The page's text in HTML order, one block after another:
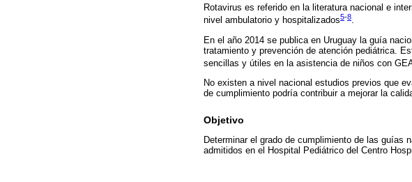
Rotavirus es referido en la literatura nacional e
nivel ambulatorio y hospitalizados5-8.
En el año 2014 se publica en Uruguay la guía
tratamiento y prevención de atención pediátrica.
sencillas y útiles en la asistencia de niños con
No existen a nivel nacional estudios previos que
de cumplimiento podría contribuir a mejorar la
Objetivo
Determinar el grado de cumplimiento de las guías
admitidos en el Hospital Pediátrico del Centro